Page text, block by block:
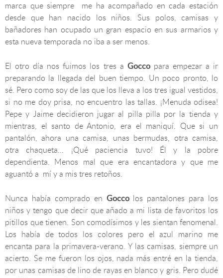
marca que siempre me ha acompañado en cada estación
desde que han nacido los niños. Sus polos, camisas y
bañadores han ocupado un gran espacio en sus armarios y
esta nueva temporada no iba a ser menos.
El otro día nos fuimos los tres a Goccopara empezar a ir
preparando la llegada del buen tiempo. Un poco pronto, lo
sé. Pero como soy de las que los lleva a los tres igual vestidos,
si no me doy prisa, no encuentro las tallas. ¡Menuda odisea!
Pepe y Jaime decidieron jugar al pilla pilla por la tienda y
mientras, el santo de Antonio, era el maniquí. Que si un
pantalón, ahora una camisa, unas bermudas, otra camisa,
otra chaqueta… ¡Qué paciencia tuvo! Él y la pobre
dependienta. Menos mal que era encantadora y que me
aguantó a mí y a mis tres retoños.
Nunca había comprado en Goccolos pantalones para los
niños y tengo que decir que añado a mi lista de favoritos los
pitillos que tienen. Son comodísimos y les sientan fenomenal.
Los había de todos los colores pero el azul marino me
encanta para la primavera-verano. Y las camisas, siempre un
acierto. Se me fueron los ojos, nada más entré en la tienda,
por unas camisas de lino de rayas en blanco y gris. Pero dudé